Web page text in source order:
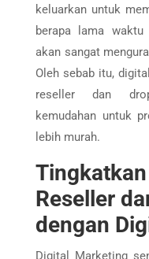
keluarkan untuk
berapa lama waktu
akan sangat
Oleh sebab itu,
reseller dan
kemudahan untuk
lebih murah.
Reseller
dengan
Digital Marketing